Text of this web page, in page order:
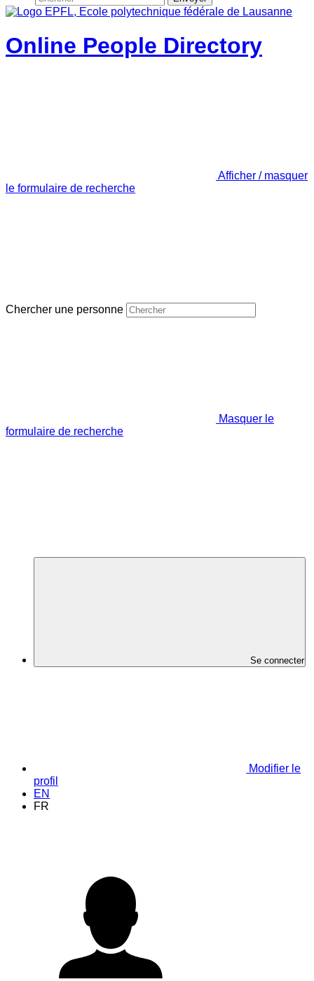
Online People Directory
Afficher / masquer
le formulaire de recherche
Chercher une personne
Masquer le
formulaire de recherche
Se connecter
Modifier le
profil
EN
FR